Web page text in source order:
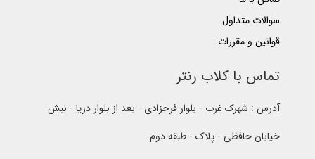
سوالات متداول
قوانین و مقررات
تماس با کلاب رنتر
آدرس : شهرک غرب - بلوار فرحزادی - بعد از بلوار دریا - نبش
خیابان حافظی - پلاک - طبقه دوم